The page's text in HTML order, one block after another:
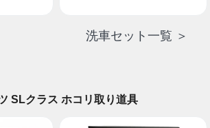
洗車セット一覧 ＞
SLクラス ホコリ取り道具